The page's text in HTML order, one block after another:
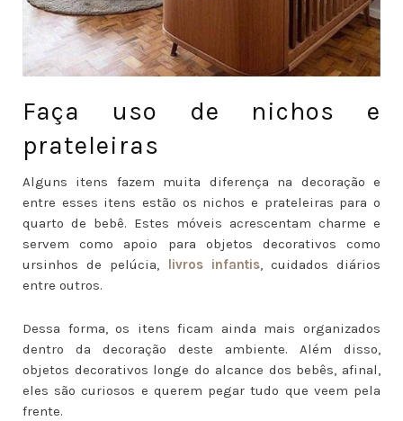
Faça uso de nichos e
prateleiras
Alguns itens fazem muita diferença na decoração e
entre esses itens estão os nichos e prateleiras para o
quarto de bebê. Estes móveis acrescentam charme e
servem como apoio para objetos decorativos como
ursinhos de pelúcia,
livros infantis, cuidados diários
entre outros.
Dessa forma, os itens ficam ainda mais organizados
dentro da decoração deste ambiente. Além disso,
objetos decorativos longe do alcance dos bebês, afinal,
eles são curiosos e querem pegar tudo que veem pela
frente.